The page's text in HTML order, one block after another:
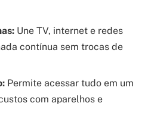
Une TV, internet e redes
contínua sem trocas de
Permite acessar tudo em um
com aparelhos e